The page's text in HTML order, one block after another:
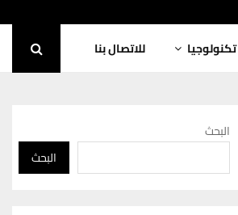
تكنولوجيا للاتصال بنا
البحث
البحث